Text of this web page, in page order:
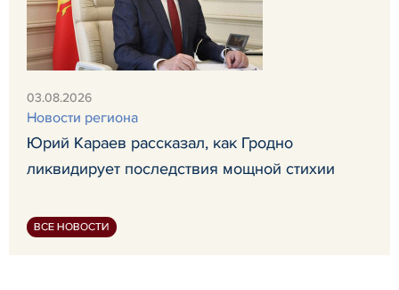
03.08.2026
Новости региона
Юрий Караев рассказал, как Гродно
ликвидирует последствия мощной стихии
ВСЕ НОВОСТИ